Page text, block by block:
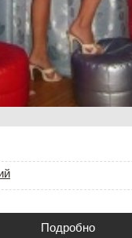
Подробно